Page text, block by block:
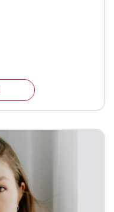
SPECTACLE OLIVIER